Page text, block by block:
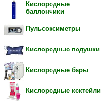
Кислородные
баллончики
Пульсоксиметры
Кислородные подушки
Кислородные бары
Кислородные коктейли